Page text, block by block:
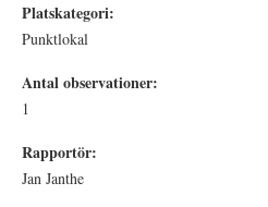
Platskategori:
Punktlokal
Antal observationer:
1
Rapportör:
Jan Janthe